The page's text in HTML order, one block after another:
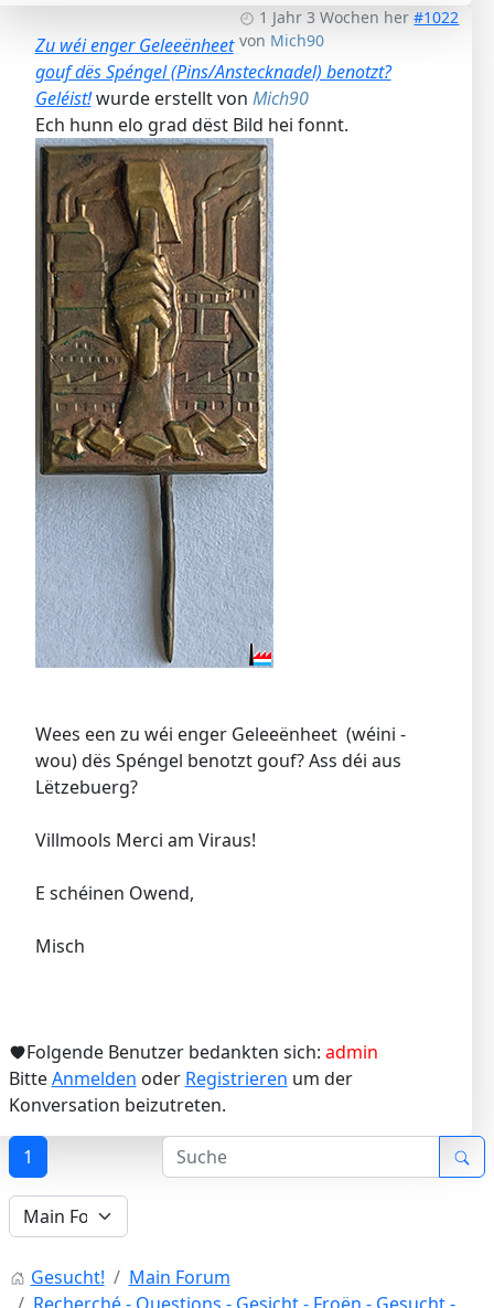
1 Jahr 3 Wochen her #1022
von Mich90
Zu wéi enger Geleeënheet
gouf dës Spéngel (Pins/Anstecknadel) benotzt?
Geléist!wurde erstellt von Mich90
Ech hunn elo grad dëst Bild hei fonnt.
Wees een zu wéi enger Geleeënheet (wéini -
wou) dës Spéngel benotzt gouf? Ass déi aus
Lëtzebuerg?
Villmools Merci am Viraus!
E schéinen Owend,
Misch
Folgende Benutzer bedankten sich: admin
BitteAnmelden oder Registrieren um der
Konversation beizutreten.
1
Gesucht!
Main Forum